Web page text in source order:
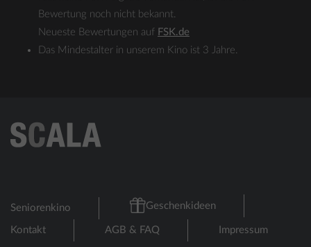
Bewertung noch nicht bekannt.
Neueste Bewertungen auf
FSK.de
Das Mindestalter in unserem Kino ist 3 Jahre.
Seniorenkino Geschenkideen
Kontakt AGB & FAQ Impressum